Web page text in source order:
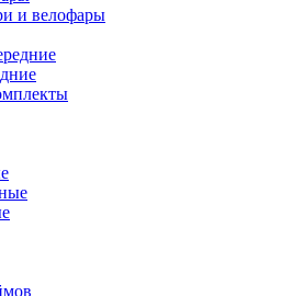
и велофары